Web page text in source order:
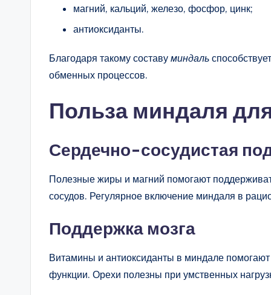
магний, кальций, железо, фосфор, цинк;
антиоксиданты.
Благодаря такому составу миндаль
обменных процессов.
Польза миндаля
Сердечно-сосудистая
Полезные жиры и магний помогают
сосудов. Регулярное включение миндаля в
Поддержка мозга
Витамины и антиоксиданты в миндале
функции. Орехи полезны при умственных